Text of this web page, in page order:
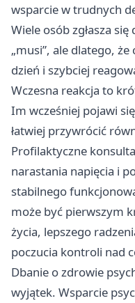
wsparcie w trudnych
Wiele osób zgłasza
„musi”, ale dlatego,
dzień i szybciej
Wczesna reakcja to
Im wcześniej pojawi
łatwiej przywrócić
Profilaktyczne
narastania napięcia i
stabilnego
może być pierwszym
życia, lepszego
poczucia kontroli nad
Dbanie o zdrowie
wyjątek. Wsparcie